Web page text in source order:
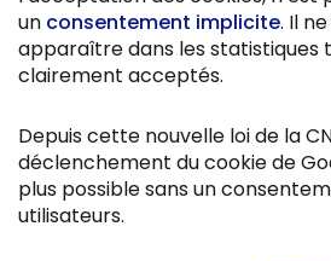
un consentement implicite. Il
apparaître dans les statistiques
clairement acceptés.
Depuis cette nouvelle loi de la
déclenchement du cookie de
plus possible sans un
utilisateurs.